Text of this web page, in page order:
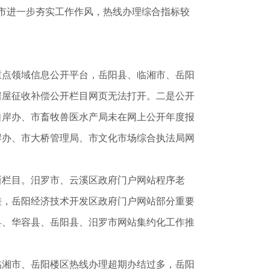
进一步夯实工作作风，热线办理综合指标较
领域信息公开平台，岳阳县、临湘市、岳阳
征收补偿公开栏目网页无法打开。二是公开
办、市畜牧兽医水产局未在网上公开年度报
、市大桥管理局、市文化市场综合执法局网
目。汨罗市、云溪区政府门户网站程序老
岳阳经济技术开发区政府门户网站部分重要
华容县、岳阳县、汨罗市网站集约化工作推
市、岳阳楼区热线办理超期办结过多，岳阳